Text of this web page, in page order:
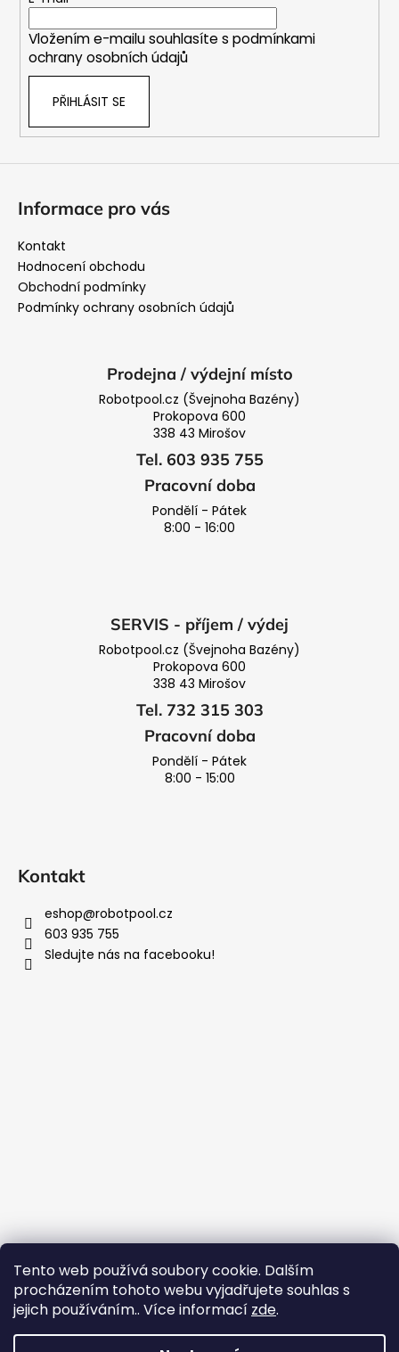
Tento web používá soubory cookie. Dalším
procházením tohoto webu vyjadřujete souhlas s
jejich používáním.. Více informací zde.
Vložením e-mailu souhlasíte s podmínkami
ochrany osobních údajů
PŘIHLÁSIT SE
Informace pro vás
Kontakt
Hodnocení obchodu
Obchodní podmínky
Podmínky ochrany osobních údajů
Prodejna / výdejní místo
Robotpool.cz (Švejnoha Bazény)
Prokopova 600
338 43 Mirošov
Tel. 603 935 755
Pracovní doba
Pondělí - Pátek
8:00 - 16:00
SERVIS - příjem / výdej
Robotpool.cz (Švejnoha Bazény)
Prokopova 600
338 43 Mirošov
Tel. 732 315 303
Pracovní doba
Pondělí - Pátek
8:00 - 15:00
Kontakt
eshop@robotpool.cz
603 935 755
Sledujte nás na facebooku!
Naše hodnocení na Heureka.cz Náš profil na Firmy.cz
Hodnocení na Zboží.cz